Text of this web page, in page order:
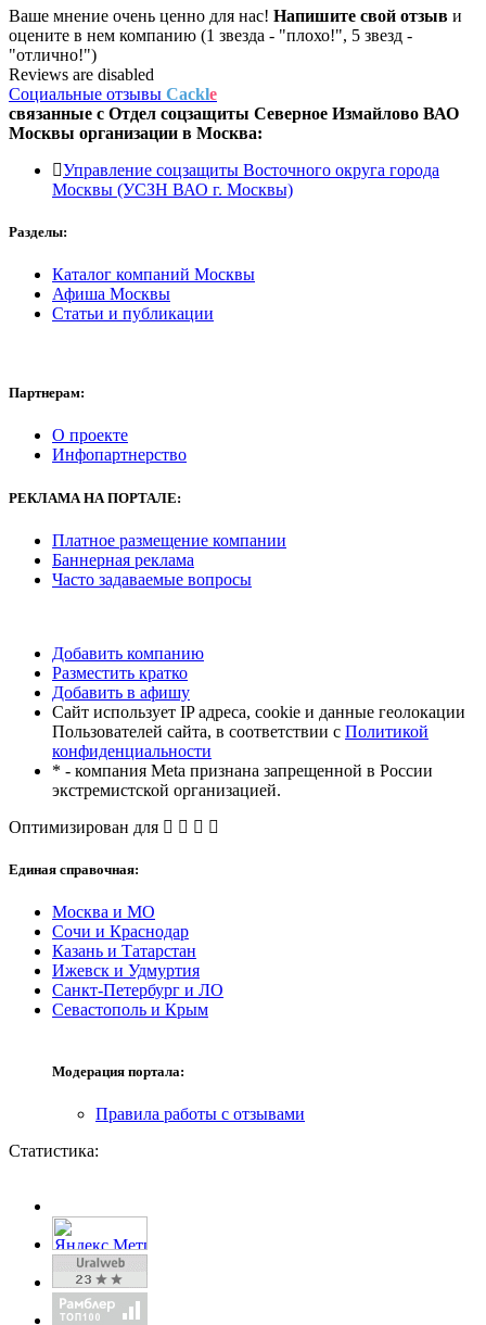
Ваше мнение очень ценно для нас! Напишите свой отзыв и
оцените в нем компанию (1 звезда - "плохо!", 5 звезд -
"отлично!")
Reviews are disabled
Социальные отзывы Cackle
связанные с Отдел соцзащиты Северное Измайлово ВАО
Москвы организации в Москва:
Управление соцзащиты Восточного округа города
Москвы (УСЗН ВАО г. Москвы)
Разделы:
Каталог компаний Москвы
Афиша Москвы
Статьи и публикации
Партнерам:
О проекте
Инфопартнерство
РЕКЛАМА НА ПОРТАЛЕ:
Платное размещение компании
Баннерная реклама
Часто задаваемые вопросы
Добавить компанию
Разместить кратко
Добавить в афишу
Сайт использует IP адреса, cookie и данные геолокации
Пользователей сайта, в соответствии с Политикой
конфиденциальности
* - компания Meta признана запрещенной в России
экстремистской организацией.
Оптимизирован для
Единая справочная:
Москва и МО
Сочи и Краснодар
Казань и Татарстан
Ижевск и Удмуртия
Санкт-Петербург и ЛО
Севастополь и Крым
Модерация портала:
Правила работы с отзывами
Статистика: